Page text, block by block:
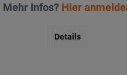
Mehr Infos? Hier
Details